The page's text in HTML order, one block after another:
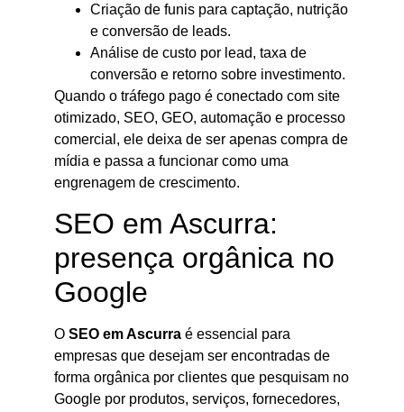
Criação de funis para captação, nutrição
e conversão de leads.
Análise de custo por lead, taxa de
conversão e retorno sobre investimento.
Quando o tráfego pago é conectado com site
otimizado, SEO, GEO, automação e processo
comercial, ele deixa de ser apenas compra de
mídia e passa a funcionar como uma
engrenagem de crescimento.
SEO em Ascurra:
presença orgânica no
Google
O SEO em Ascurra é essencial para
empresas que desejam ser encontradas de
forma orgânica por clientes que pesquisam no
Google por produtos, serviços, fornecedores,